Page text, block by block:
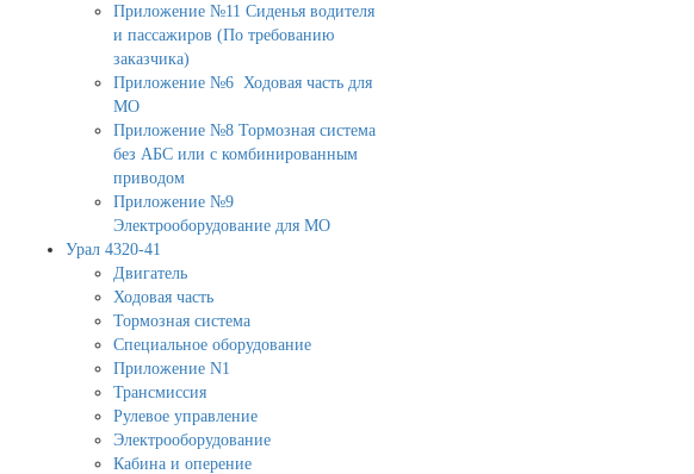
Приложение №11 Сиденья водителя
и пассажиров (По требованию
заказчика)
Приложение №6 Ходовая часть для
МО
Приложение №8 Тормозная система
без АБС или с комбинированным
приводом
Приложение №9
Электрооборудование для МО
Урал 4320-41
Двигатель
Ходовая часть
Тормозная система
Специальное оборудование
Приложение N1
Трансмиссия
Рулевое управление
Электрооборудование
Кабина и оперение